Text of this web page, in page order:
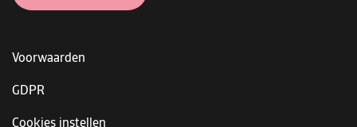
Voorwaarden
GDPR
Cookies instellen